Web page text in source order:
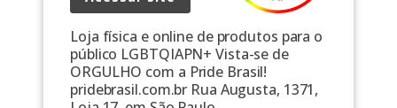
Loja física e online de produtos para o
público LGBTQIAPN+ Vista-se de
ORGULHO com a Pride Brasil!
pridebrasil.com.br Rua Augusta, 1371,